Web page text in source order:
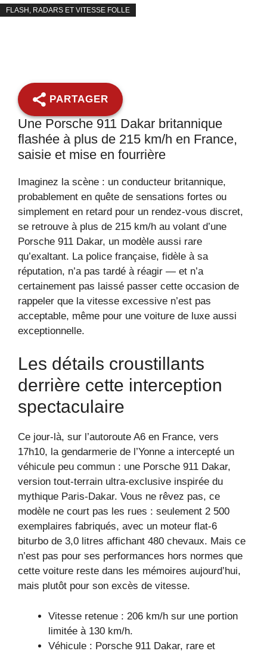
FLASH, RADARS ET VITESSE FOLLE
PARTAGER
Une Porsche 911 Dakar britannique
flashée à plus de 215 km/h en France,
saisie et mise en fourrière
Imaginez la scène : un conducteur britannique,
probablement en quête de sensations fortes ou
simplement en retard pour un rendez-vous discret,
se retrouve à plus de 215 km/h au volant d’une
Porsche 911 Dakar, un modèle aussi rare
qu’exaltant. La police française, fidèle à sa
réputation, n’a pas tardé à réagir — et n’a
certainement pas laissé passer cette occasion de
rappeler que la vitesse excessive n’est pas
acceptable, même pour une voiture de luxe aussi
exceptionnelle.
Les détails croustillants
derrière cette interception
spectaculaire
Ce jour-là, sur l’autoroute A6 en France, vers
17h10, la gendarmerie de l’Yonne a intercepté un
véhicule peu commun : une Porsche 911 Dakar,
version tout-terrain ultra-exclusive inspirée du
mythique Paris-Dakar. Vous ne rêvez pas, ce
modèle ne court pas les rues : seulement 2 500
exemplaires fabriqués, avec un moteur flat-6
biturbo de 3,0 litres affichant 480 chevaux. Mais ce
n’est pas pour ses performances hors normes que
cette voiture reste dans les mémoires aujourd’hui,
mais plutôt pour son excès de vitesse.
Vitesse retenue : 206 km/h sur une portion
limitée à 130 km/h.
Véhicule : Porsche 911 Dakar, rare et